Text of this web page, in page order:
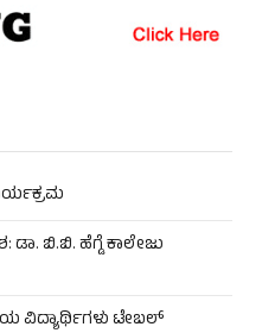
ಬಿ.ಬಿ. ಹೆಗ್ಡೆ ಕಾಲೇಜು
ವಿದ್ಯಾರ್ಥಿಗಳು ಟೇಬಲ್‌